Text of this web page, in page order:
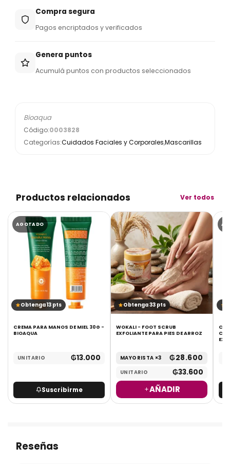
Compra segura
Pagos encriptados y verificados
Genera puntos
Acumulá puntos con productos seleccionados
Bioaqua
Código:0003828
Categorías:Cuidados Faciales y Corporales,Mascarillas
Productos relacionados Ver todos
AGOTADO
Obtenga 13 pts
CREMA PARA MANOS DE MIEL 30G -
BIOAQUA
UNITARIO ₲13.000
Suscribirme
Obtenga 33 pts
WOKALI - FOOT SCRUB
EXFOLIANTE PARA PIES DE ARROZ
MAYORISTA ×3 ₲28.600
UNITARIO ₲33.600
AÑADIR
Reseñas